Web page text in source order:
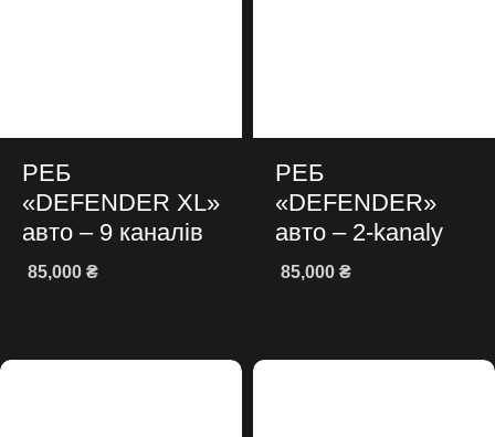
РЕБ
«DEFENDER XL»
авто – 9 каналів
85,000 ₴
РЕБ
«DEFENDER»
авто – 2-kanaly
85,000 ₴